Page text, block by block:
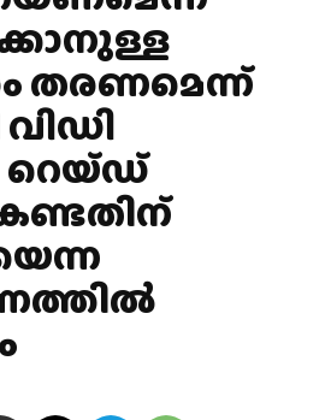
തരണമെന്ന്
വിഡി
റെയ്ഡ്